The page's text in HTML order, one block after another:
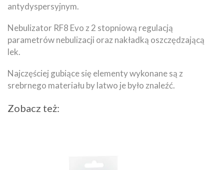
antydyspersyjnym.
Nebulizator RF8 Evo z 2 stopniową regulacją
parametrów nebulizacji oraz nakładką oszczędzającą
lek.
Najczęściej gubiące się elementy wykonane są z
srebrnego materiału by latwo je było znaleźć.
Zobacz też: